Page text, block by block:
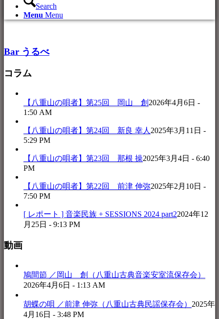
Search
Menu Menu
Bar うるべ
コラム
【八重山の唄者】第25回 岡山 創 2026年4月6日 -
1:50 AM
【八重山の唄者】第24回 新良 幸人 2025年3月11日 -
5:29 PM
【八重山の唄者】第23回 那根 操2025年3月4日 - 6:40
PM
【八重山の唄者】第22回 前津 伸弥2025年2月10日 -
7:50 PM
[ レポート ] 音楽民族 + SESSIONS 2024 part22024年12
月25日 - 9:13 PM
動画
鳩間節 ／岡山 創（八重山古典音楽安室流保存会）
2026年4月6日 - 1:13 AM
胡蝶の唄 ／前津 伸弥（八重山古典民謡保存会） 2025年
4月16日 - 3:48 PM